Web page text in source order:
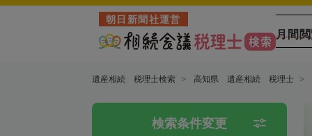
朝日新聞社運営
月間
遺産相続 税理士検索 高知県 遺産相続 税理士
検索条件変更